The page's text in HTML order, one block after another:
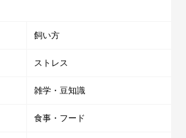
飼い方
ストレス
雑学・豆知識
食事・フード